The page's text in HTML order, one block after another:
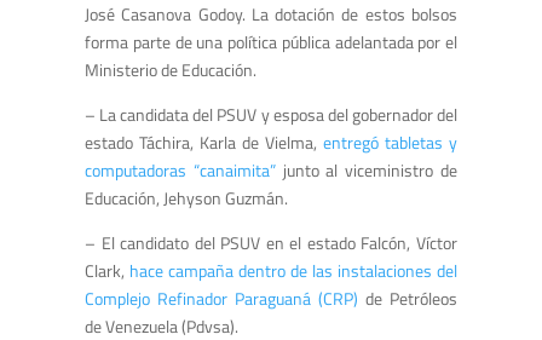
José Casanova Godoy. La dotación de estos bolsos
forma parte de una política pública adelantada por el
Ministerio de Educación.
– La candidata del PSUV y esposa del gobernador del
estado Táchira, Karla de Vielma, entregó tabletas y
computadoras “canaimita”junto al viceministro de
Educación, Jehyson Guzmán.
– El candidato del PSUV en el estado Falcón, Víctor
Clark, hace campaña dentro de las instalaciones del
Complejo Refinador Paraguaná (CRP) de Petróleos
de Venezuela (Pdvsa).